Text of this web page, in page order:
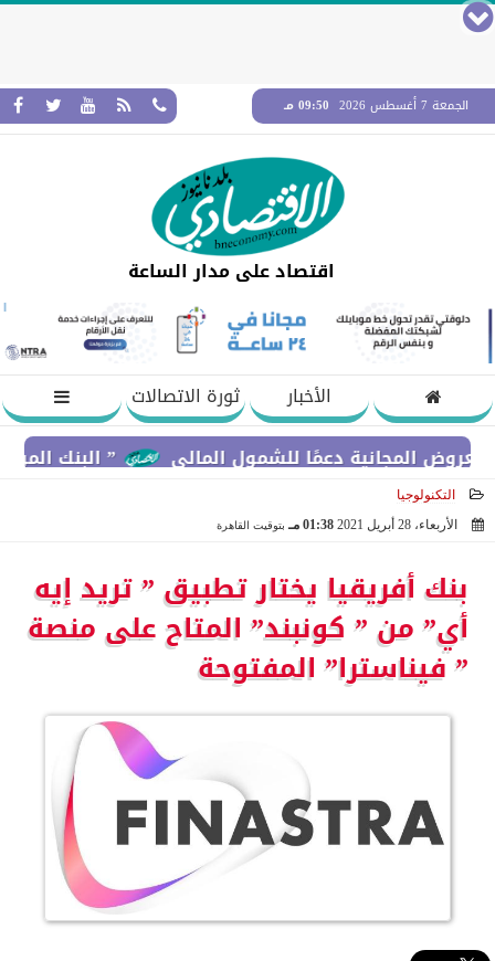
الجمعة 7 أغسطس 2026 09:50 مـ
اقتصاد على مدار الساعة
الأخبار
ثورة الاتصالات
” البنك المركزي” : معدلات الشمول المالي
دعمًا للشمول المالي
التكنولوجيا
الأربعاء، 28 أبريل 2021
01:38 مـ بتوقيت القاهرة
بنك أفريقيا يختار تطبيق ” تريد إيه
أي” من ” كونبند” المتاح على منصة
” فيناسترا” المفتوحة